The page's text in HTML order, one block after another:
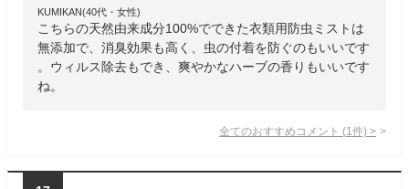
KUMIKAN(40代・女性)
こちらの天然由来成分100%でできた衣類用防虫ミストは
無添加で、消臭効果も高く、虫の付着を防ぐのもいいです
。ウィルス除去もでき、爽やかなハーブの香りもいいです
ね。
全てのおすすめコメント (1 件) >